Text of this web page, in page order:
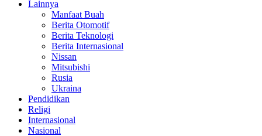
Lainnya
Manfaat Buah
Berita Otomotif
Berita Teknologi
Berita Internasional
Nissan
Mitsubishi
Rusia
Ukraina
Pendidikan
Religi
Internasional
Nasional